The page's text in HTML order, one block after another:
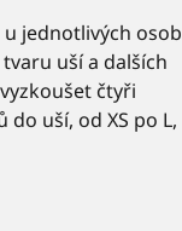
jednotlivých osob
uší a dalších
čtyři
uší, od XS po L,